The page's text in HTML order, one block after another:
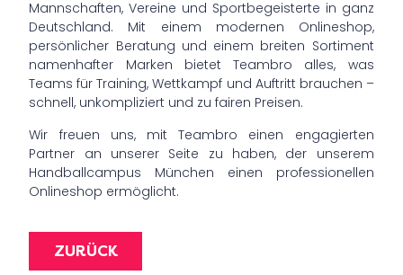
Mannschaften, Vereine und Sportbegeisterte in ganz
Deutschland. Mit einem modernen Onlineshop,
persönlicher Beratung und einem breiten Sortiment
namenhafter Marken bietet Teambro alles, was
Teams für Training, Wettkampf und Auftritt brauchen –
schnell, unkompliziert und zu fairen Preisen.
Wir freuen uns, mit Teambro einen engagierten
Partner an unserer Seite zu haben, der unserem
Handballcampus München einen professionellen
Onlineshop ermöglicht.
ZURÜCK